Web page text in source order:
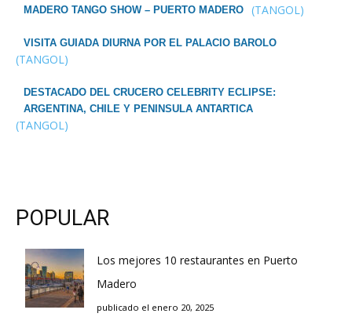
MADERO TANGO SHOW – PUERTO MADERO (TANGOL)
VISITA GUIADA DIURNA POR EL PALACIO BAROLO
(TANGOL)
DESTACADO DEL CRUCERO CELEBRITY ECLIPSE:
ARGENTINA, CHILE Y PENINSULA ANTARTICA
(TANGOL)
POPULAR
Los mejores 10 restaurantes en Puerto
Madero
publicado el enero 20, 2025